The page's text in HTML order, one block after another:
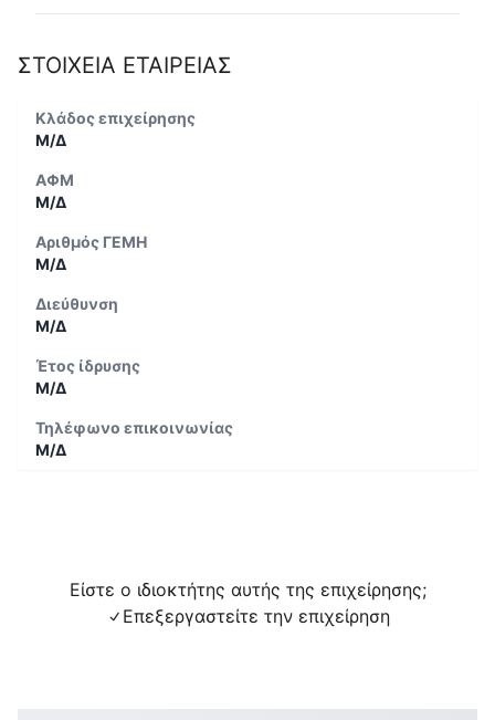
ΣΤΟΙΧΕΙΑ ΕΤΑΙΡΕΙΑΣ
Κλάδος επιχείρησης
Μ/Δ
ΑΦΜ
Μ/Δ
Αριθμός ΓΕΜΗ
Μ/Δ
Διεύθυνση
Μ/Δ
Έτος ίδρυσης
Μ/Δ
Τηλέφωνο επικοινωνίας
Μ/Δ
Είστε ο ιδιοκτήτης αυτής της επιχείρησης;
Επεξεργαστείτε την επιχείρηση